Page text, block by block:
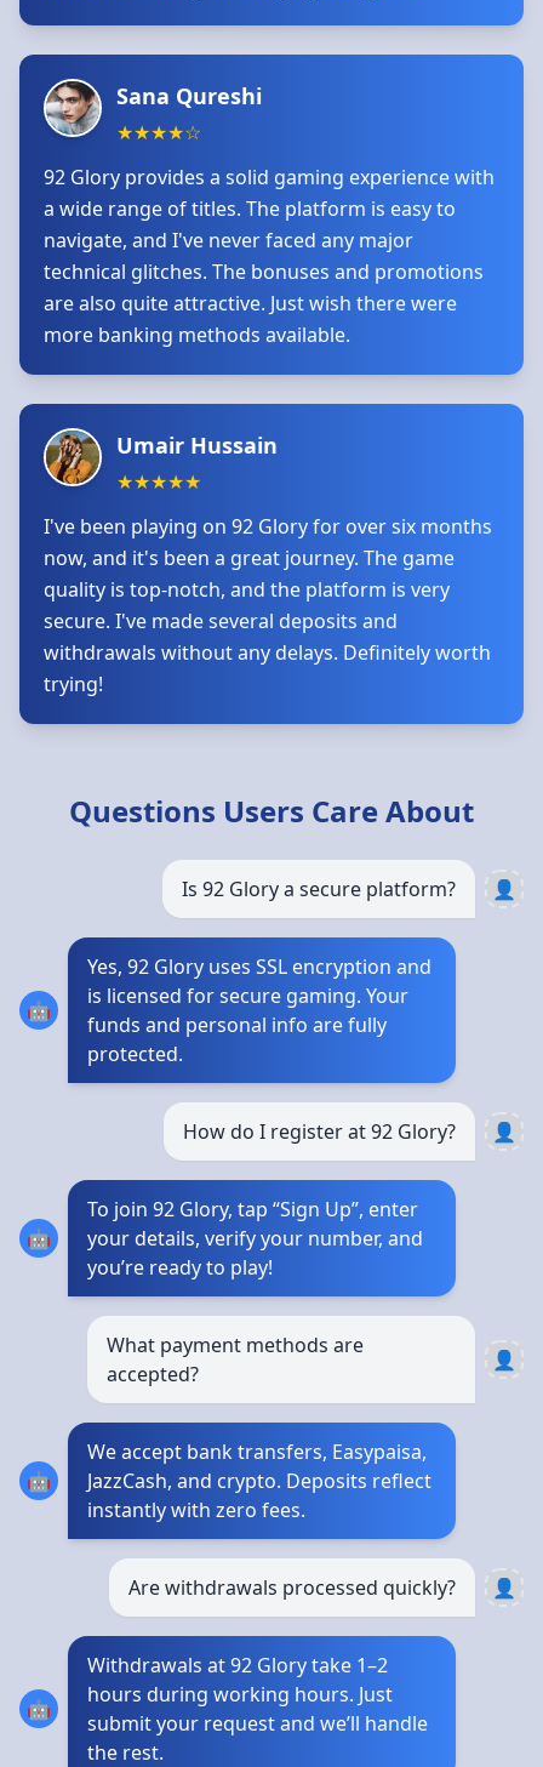
Sana Qureshi
★★★★☆
92 Glory provides a solid gaming experience with
a wide range of titles. The platform is easy to
navigate, and I've never faced any major
technical glitches. The bonuses and promotions
are also quite attractive. Just wish there were
more banking methods available.
Umair Hussain
★★★★★
I've been playing on 92 Glory for over six months
now, and it's been a great journey. The game
quality is top-notch, and the platform is very
secure. I've made several deposits and
withdrawals without any delays. Definitely worth
trying!
Questions Users Care About
Is 92 Glory a secure platform? 👤
🤖
Yes, 92 Glory uses SSL encryption and
is licensed for secure gaming. Your
funds and personal info are fully
protected.
How do I register at 92 Glory? 👤
🤖
To join 92 Glory, tap “Sign Up”, enter
your details, verify your number, and
you’re ready to play!
What payment methods are
accepted?
👤
🤖
We accept bank transfers, Easypaisa,
JazzCash, and crypto. Deposits reflect
instantly with zero fees.
Are withdrawals processed quickly? 👤
🤖
Withdrawals at 92 Glory take 1–2
hours during working hours. Just
submit your request and we’ll handle
the rest.